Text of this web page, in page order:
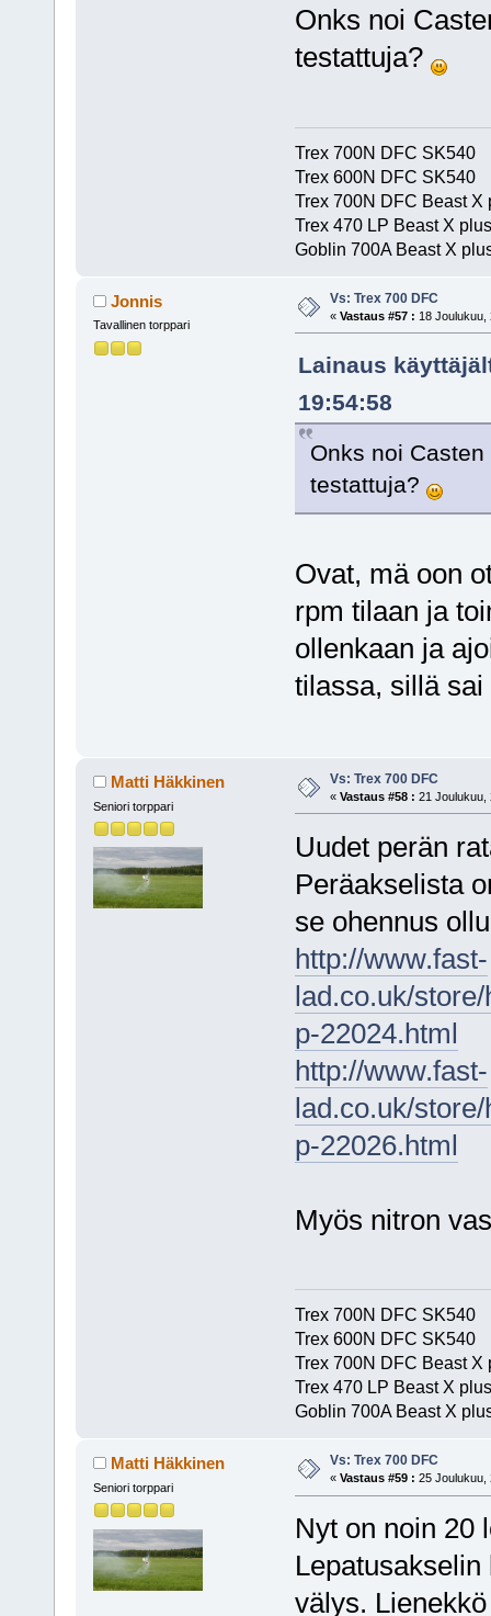
Onks noi
testattuja?
Trex 700N DFC SK540
Trex 600N DFC SK540
Trex 700N DFC Beast X
Trex 470 LP Beast X plus
Goblin 700A Beast X
Jonnis
Tavallinen torppari
Vs: Trex 700 DFC
« Vastaus #57 : 18 Joulukuu,
Lainaus
19:54:58
Onks noi
testattuja?
Ovat, mä oon
rpm tilaan ja
ollenkaan ja
tilassa, sillä
Matti Häkkinen
Seniori torppari
Vs: Trex 700 DFC
« Vastaus #58 : 21 Joulukuu,
Uudet perän
Peräakselista
se ohennus
http://www.fast-
lad.co.uk/
p-22024.html
http://www.fast-
lad.co.uk/
p-22026.html
Myös nitron
Trex 700N DFC SK540
Trex 600N DFC SK540
Trex 700N DFC Beast X
Trex 470 LP Beast X plus
Goblin 700A Beast X
Matti Häkkinen
Seniori torppari
Vs: Trex 700 DFC
« Vastaus #59 : 25 Joulukuu,
Nyt on noin 20
välys.